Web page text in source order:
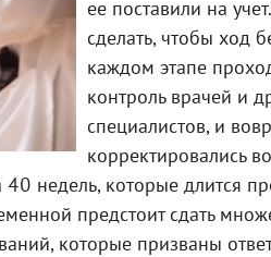
ее поставили на
сделать, чтобы ход
каждом этапе
контроль врачей и
специалистов, и
корректировались
недель, которые длится
предстоит сдать
которые призваны